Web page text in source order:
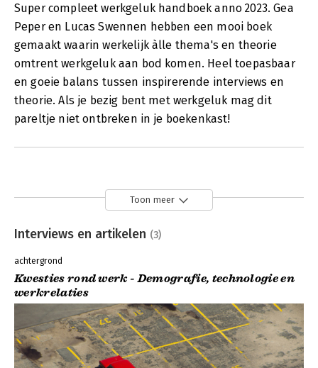
Super compleet werkgeluk handboek anno 2023. Gea
Peper en Lucas Swennen hebben een mooi boek
gemaakt waarin werkelijk àlle thema's en theorie
omtrent werkgeluk aan bod komen. Heel toepasbaar
en goeie balans tussen inspirerende interviews en
theorie. Als je bezig bent met werkgeluk mag dit
pareltje niet ontbreken in je boekenkast!
Toon meer
Interviews en artikelen (3)
achtergrond
Kwesties rond werk - Demografie, technologie en
werkrelaties